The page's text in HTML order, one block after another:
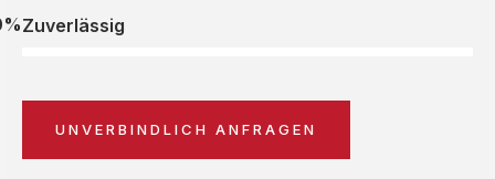
Zuverlässig
UNVERBINDLICH ANFRAGEN